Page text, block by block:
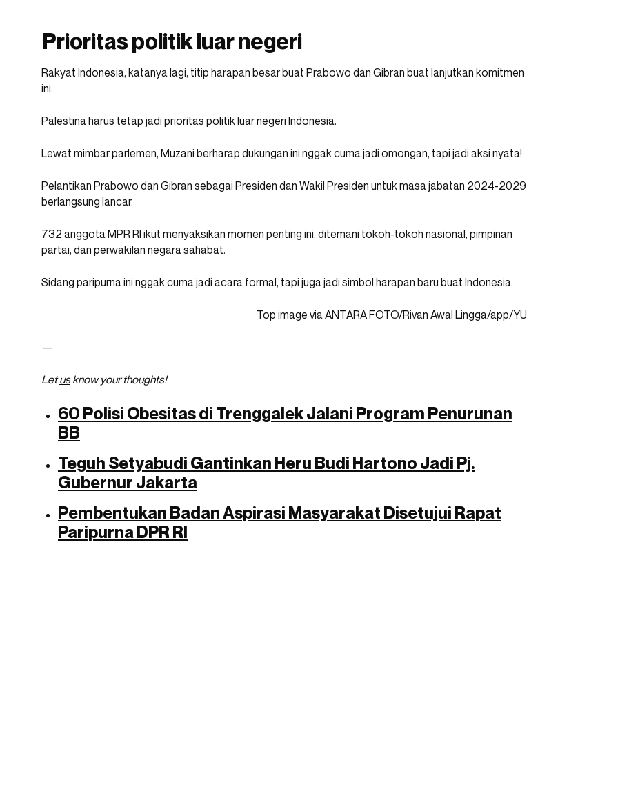
Prioritas politik luar negeri
Rakyat Indonesia, katanya lagi, titip harapan besar buat Prabowo dan Gibran buat lanjutkan komitmen
ini.
Palestina harus tetap jadi prioritas politik luar negeri Indonesia.
Lewat mimbar parlemen, Muzani berharap dukungan ini nggak cuma jadi omongan, tapi jadi aksi nyata!
Pelantikan Prabowo dan Gibran sebagai Presiden dan Wakil Presiden untuk masa jabatan 2024-2029
berlangsung lancar.
732 anggota MPR RI ikut menyaksikan momen penting ini, ditemani tokoh-tokoh nasional, pimpinan
partai, dan perwakilan negara sahabat.
Sidang paripurna ini nggak cuma jadi acara formal, tapi juga jadi simbol harapan baru buat Indonesia.
Top image via ANTARA FOTO/Rivan Awal Lingga/app/YU
—
Letusknow your thoughts!
60 Polisi Obesitas di Trenggalek Jalani Program Penurunan
BB
Teguh Setyabudi Gantinkan Heru Budi Hartono Jadi Pj.
Gubernur Jakarta
Pembentukan Badan Aspirasi Masyarakat Disetujui Rapat
Paripurna DPR RI